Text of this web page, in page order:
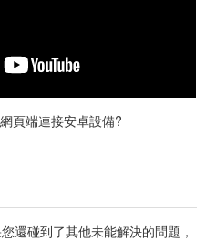
頁端連接安卓設備?
還碰到了其他未能解決的問題，